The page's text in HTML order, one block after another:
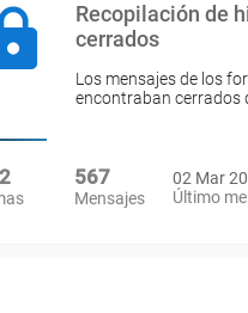
Recopilación de
cerrados
Los mensajes de los
encontraban cerrados
567
Mensajes
02 Mar
Último